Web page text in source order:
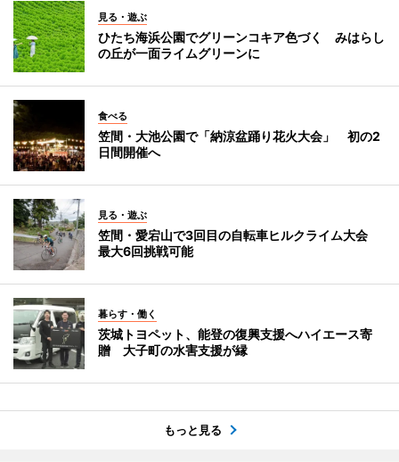
見る・遊ぶ
ひたち海浜公園でグリーンコキア色づく みはらし
の丘が一面ライムグリーンに
食べる
笠間・大池公園で「納涼盆踊り花火大会」 初の2
日間開催へ
見る・遊ぶ
笠間・愛宕山で3回目の自転車ヒルクライム大会
最大6回挑戦可能
暮らす・働く
茨城トヨペット、能登の復興支援へハイエース寄
贈 大子町の水害支援が縁
もっと見る